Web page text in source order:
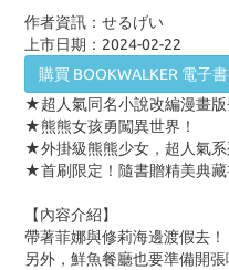
作者資訊：せるげい
上市日期：2024-02-22
購買 BOOKWALKER 電子書
★超人氣同名小說改編漫畫版
★熊熊女孩勇闖異世界！
★外掛級熊熊少女，超人氣
★首刷限定！隨書贈精美典藏
【內容介紹】
帶著菲娜與修莉海邊渡假去！
另外，鮮魚餐廳也要準備開張